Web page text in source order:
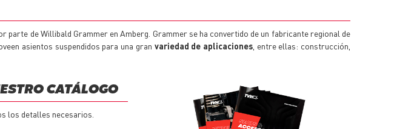
de Willibald Grammer en Amberg. Grammer se ha convertido de un fabricante regional de
asientos suspendidos para una gran variedad de aplicaciones, entre ellas: construcción,
CATÁLOGO
los detalles necesarios.